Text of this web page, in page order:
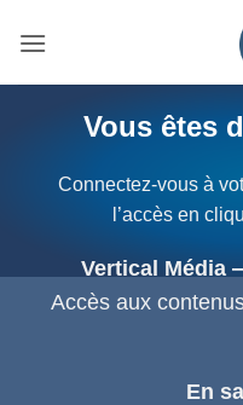
Vous êtes
Connectez-vous à
l’accès en
Vertical Média
Accès aux
En